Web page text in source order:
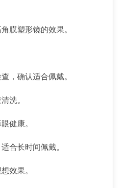
膜塑形镜的效果。
，确认适合佩戴。
洗。
健康。
合长时间佩戴。
效果。